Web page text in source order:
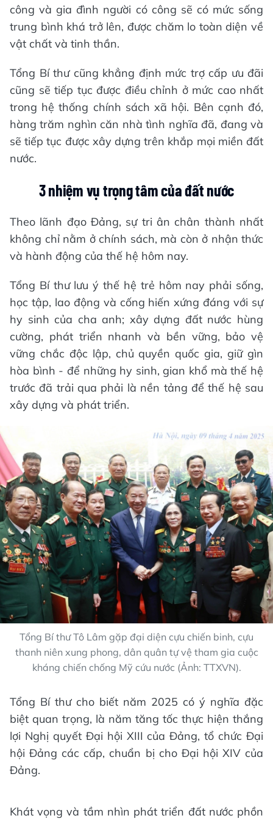
công và gia đình người có công sẽ có mức sống
trung bình khá trở lên, được chăm lo toàn diện về
vật chất và tinh thần.
Tổng Bí thư cũng khẳng định mức trợ cấp ưu đãi
cũng sẽ tiếp tục được điều chỉnh ở mức cao nhất
trong hệ thống chính sách xã hội. Bên cạnh đó,
hàng trăm nghìn căn nhà tình nghĩa đã, đang và
sẽ tiếp tục được xây dựng trên khắp mọi miền đất
nước.
3 nhiệm vụ trọng tâm của đất nước
Theo lãnh đạo Đảng, sự tri ân chân thành nhất
không chỉ nằm ở chính sách, mà còn ở nhận thức
và hành động của thế hệ hôm nay.
Tổng Bí thư lưu ý thế hệ trẻ hôm nay phải sống,
học tập, lao động và cống hiến xứng đáng với sự
hy sinh của cha anh; xây dựng đất nước hùng
cường, phát triển nhanh và bền vững, bảo vệ
vững chắc độc lập, chủ quyền quốc gia, giữ gìn
hòa bình - để những hy sinh, gian khổ mà thế hệ
trước đã trải qua phải là nền tảng để thế hệ sau
xây dựng và phát triển.
Tổng Bí thư Tô Lâm gặp đại diện cựu chiến binh, cựu
thanh niên xung phong, dân quân tự vệ tham gia cuộc
kháng chiến chống Mỹ cứu nước (Ảnh: TTXVN).
Tổng Bí thư cho biết năm 2025 có ý nghĩa đặc
biệt quan trọng, là năm tăng tốc thực hiện thắng
lợi Nghị quyết Đại hội XIII của Đảng, tổ chức Đại
hội Đảng các cấp, chuẩn bị cho Đại hội XIV của
Đảng.
Khát vọng và tầm nhìn phát triển đất nước phồn